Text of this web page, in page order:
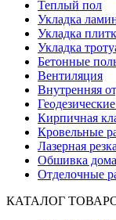
Теплый пол
Укладка
Укладка
Укладка
Бетонные
Вентиляция
Внутренняя
Кирпичная
Кровельные
Лазерная резка
Обшивка дома
Отделочные
КАТАЛОГ